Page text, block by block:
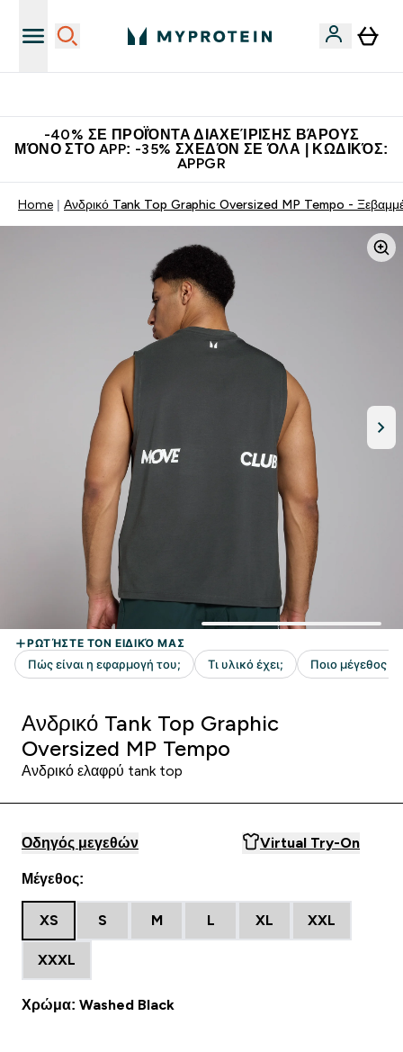
-40% ΣΕ ΠΡΟΪΌΝΤΑ ΔΙΑΧΕΊΡΙΣΗΣ ΒΆΡΟΥΣ
ΜΌΝΟ ΣΤΟ APP: -35% ΣΧΕΔΌΝ ΣΕ ΌΛΑ | ΚΩΔΙΚΌΣ:
APPGR
Home Ανδρικό Tank Top Graphic Oversized MP Tempo -
Ανδρικό Tank Top Graphic
Oversized MP Tempo
Ανδρικό ελαφρύ tank top
Οδηγός μεγεθών Virtual Try-On
Μέγεθος:
XS S M L XL XXL
XXXL
Χρώμα: Washed Black